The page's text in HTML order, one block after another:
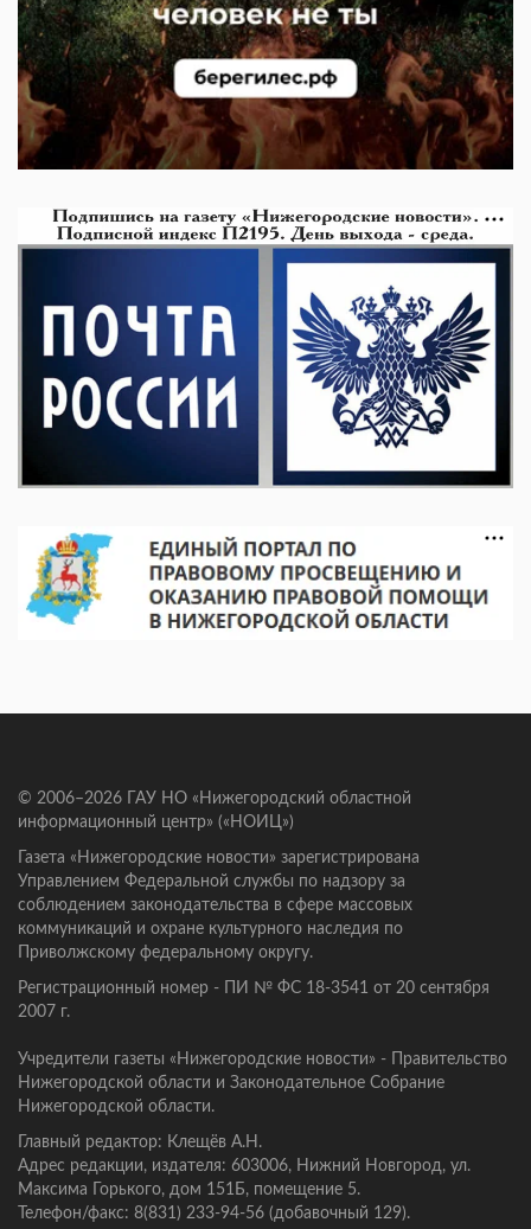
© 2006–2026 ГАУ НО «Нижегородский областной
информационный центр» («НОИЦ»)
Газета «Нижегородские новости» зарегистрирована
Управлением Федеральной службы по надзору за
соблюдением законодательства в сфере массовых
коммуникаций и охране культурного наследия по
Приволжскому федеральному округу.
Регистрационный номер - ПИ № ФС 18-3541 от 20 сентября
2007 г.
Учредители газеты «Нижегородские новости» - Правительство
Нижегородской области и Законодательное Собрание
Нижегородской области.
Главный редактор: Клещёв А.Н.
Адрес редакции, издателя: 603006, Нижний Новгород, ул.
Максима Горького, дом 151Б, помещение 5.
Телефон/факс: 8(831) 233-94-56 (добавочный 129).